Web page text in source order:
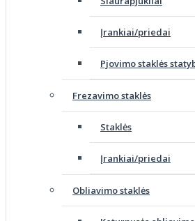
Įrankiai/priedai
Pjovimo staklės
Frezavimo staklės
Staklės
Įrankiai/priedai
Obliavimo staklės